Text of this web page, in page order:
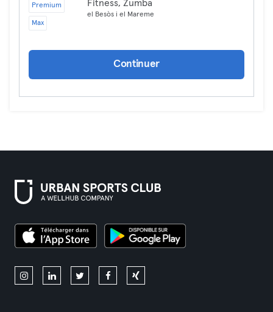
Premium
Max
Fitness, Zumba
el Besòs i el Mareme
Continuer